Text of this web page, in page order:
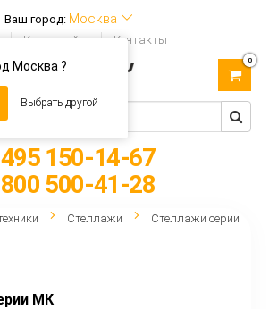
Ваш город: Москва
Москва ?
Выбрать другой
Карта сайта Контакты
0
150-14-67
500-41-28
Стеллажи
Стеллажи серии
МК